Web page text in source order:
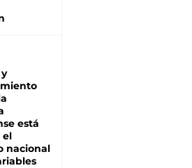
está
el
nacional